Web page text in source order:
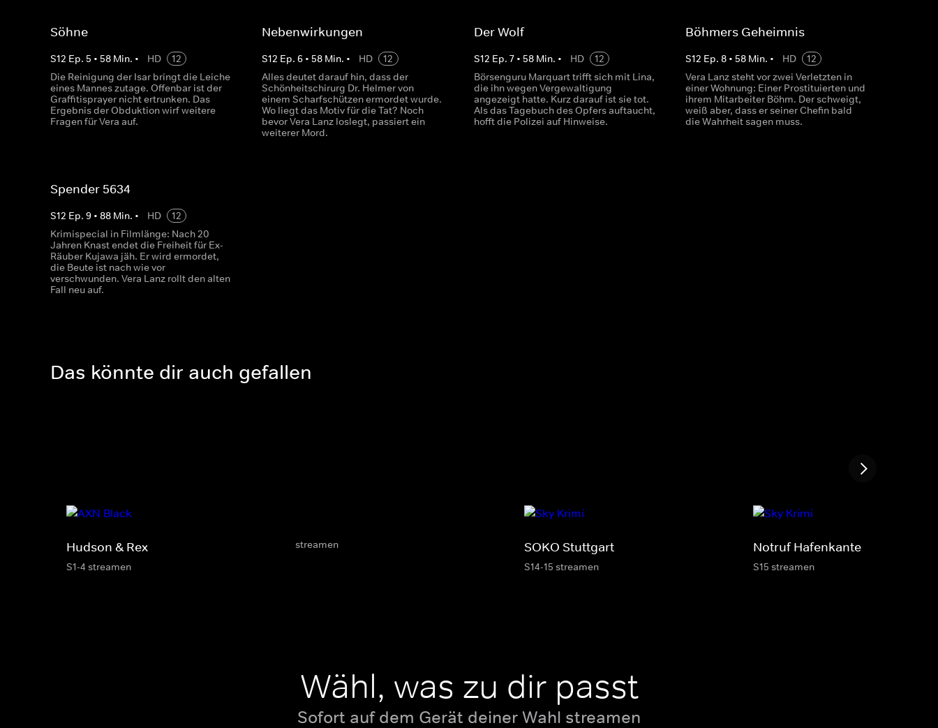
Söhne
S12 Ep. 5 • 58 Min. • HD
12
Die Reinigung der Isar bringt die Leiche
eines Mannes zutage. Offenbar ist der
Graffitisprayer nicht ertrunken. Das
Ergebnis der Obduktion wirf weitere
Fragen für Vera auf.
Nebenwirkungen
S12 Ep.6 • 58 Min. • HD
12
Alles deutet darauf hin, dass der
Schönheitschirurg Dr. Helmer von
einem Scharfschützen ermordet wurde.
Wo liegt das Motiv für die Tat? Noch
bevor Vera Lanz loslegt, passiert ein
weiterer Mord.
Der Wolf
S12 Ep. 7• 58Min. • HD
12
Börsenguru Marquart trifft sich mit Lina,
die ihn wegen Vergewaltigung
angezeigt hatte. Kurz darauf ist sie tot.
Als das Tagebuch des Opfers auftaucht,
hofft die Polizei auf Hinweise.
Böhmers Geheimnis
S12 Ep. 8• 58Min. • HD
12
Vera Lanz steht vor zwei Verletzten in
einer Wohnung: Einer Prostituierten und
ihrem Mitarbeiter Böhm. Der schweigt,
weiß aber, dass er seiner Chefin bald
die Wahrheit sagen muss.
Spender 5634
S12 Ep. 9 • 88 Min. • HD
12
Krimispecial in Filmlänge: Nach 20
Jahren Knast endet die Freiheit für Ex-
Räuber Kujawa jäh. Er wird ermordet,
die Beute ist nach wie vor
verschwunden. Vera Lanz rollt den alten
Fall neu auf.
Das könnte dir auch gefallen
Hudson & Rex
S1-4 streamen
streamen SOKO Stuttgart
S14-15 streamen
Notruf Hafenkante
S15 streamen
Wähl, was zu dir passt
Sofort auf dem Gerät deiner Wahl streamen